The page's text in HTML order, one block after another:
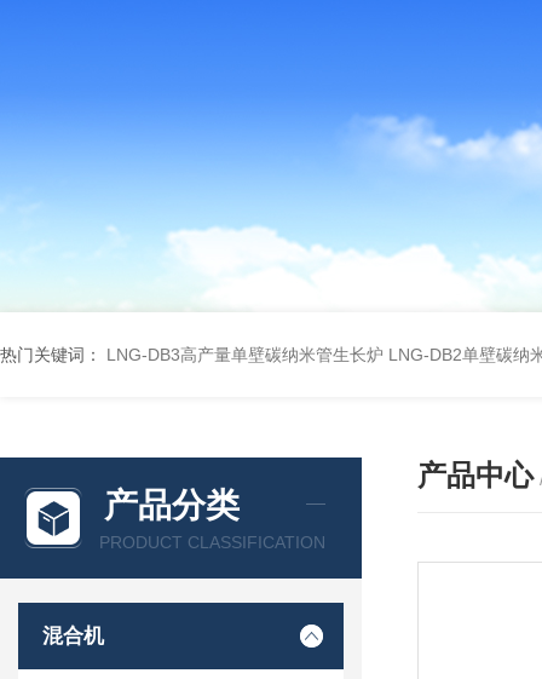
热门关键词： LNG-DB3高产量单壁碳纳米管生长炉 LNG-DB2单壁碳纳
产品分类
PRODUCT CLASSIFICATION
混合机
产品中心